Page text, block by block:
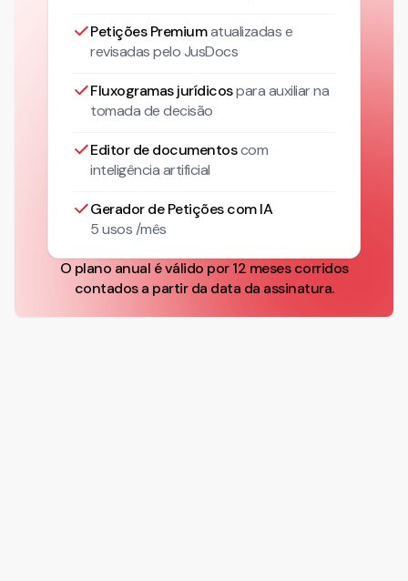
Petições Premiumatualizadase
revisadas pelo JusDocs
Fluxogramas jurídicospara auxiliar na
tomada de decisão
Editor de documentoscom
inteligência artificial
Gerador de Petições com IA
5 usos /mês
O plano anual é válido por 12 meses corridos
contados a partir da data da assinatura.